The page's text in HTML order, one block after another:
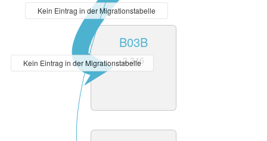
B03B
2.346
Kein Eintrag in der Migrationstabelle
Kein Eintrag in der Migrationstabelle